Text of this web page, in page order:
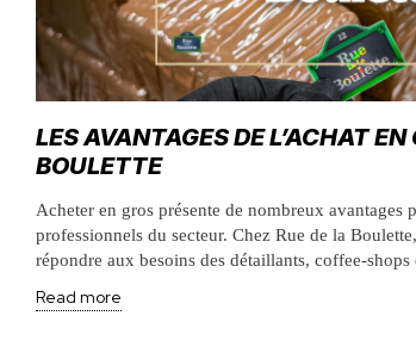
LES AVANTAGES DE L’ACHAT
BOULETTE
Acheter en gros présente de nombreux avantages
professionnels du secteur. Chez Rue de la
répondre aux besoins des détaillants, coffee-shops
Read more